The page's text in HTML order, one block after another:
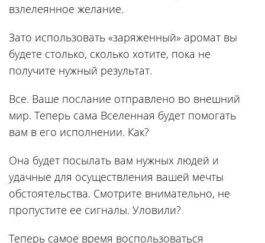
взлелеянное желание.
Зато использовать «заряженный» аромат вы
будете столько, сколько хотите, пока не
получите нужный результат.
Все. Ваше послание отправлено во внешний
мир. Теперь сама Вселенная будет помогать
вам в его исполнении. Как?
Она будет посылать вам нужных людей и
удачные для осуществления вашей мечты
обстоятельства. Смотрите внимательно, не
пропустите ее сигналы. Уловили?
Теперь самое время воспользоваться